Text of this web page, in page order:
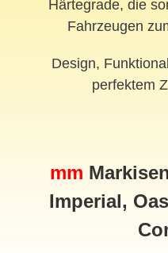
Härtegrade, die
Fahrzeugen
Design,
perfektem
mm
Imperial,